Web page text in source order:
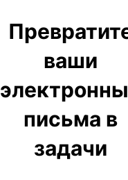
ваши
письма в
задачи